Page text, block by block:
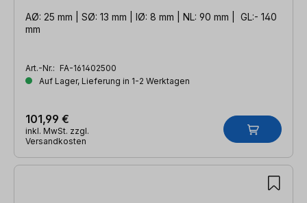
AØ: 25 mm | SØ: 13 mm | IØ: 8 mm | NL: 90 mm | GL:- 140
mm
Art.-Nr.: FA-161402500
Auf Lager, Lieferung in 1-2 Werktagen
101,99 €
inkl. MwSt. zzgl.
Versandkosten